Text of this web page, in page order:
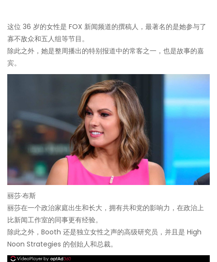
这位 36 岁的女性是 FOX 新闻频道的撰稿人，最著名的是她参与了
寡不敌众和五人组等节目。
除此之外，她是整周播出的特别报道中的常客之一，也是故事的嘉
宾。
丽莎·布斯
丽莎在一个政治家庭出生和长大，拥有共和党的影响力，在政治上
比新闻工作室的同事更有经验。
除此之外，Booth 还是独立女性之声的高级研究员，并且是 High
Noon Strategies 的创始人和总裁。